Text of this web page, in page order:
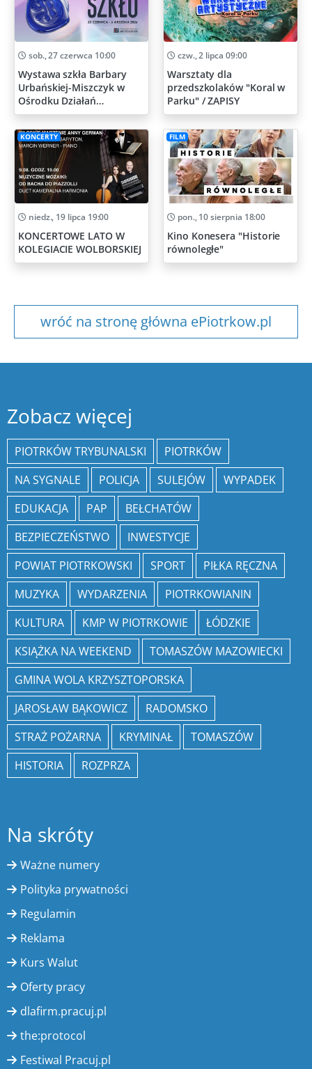
sob., 27 czerwca 10:00
Wystawa szkła Barbary
Urbańskiej-Miszczyk w
Ośrodku Działań
Artystycznych
czw., 2 lipca 09:00
Warsztaty dla
przedszkolaków "Koral w
Parku" / ZAPISY
KONCERTY
niedz., 19 lipca 19:00
KONCERTOWE LATO W
KOLEGIACIE WOLBORSKIEJ
FILM
pon., 10 sierpnia 18:00
Kino Konesera "Historie
równoległe"
wróć na stronę główna ePiotrkow.pl
Zobacz więcej
PIOTRKÓW TRYBUNALSKI
PIOTRKÓW
NA SYGNALE
POLICJA SULEJÓW
WYPADEK
EDUKACJA
PAP
BEŁCHATÓW
BEZPIECZEŃSTWO
INWESTYCJE
POWIAT PIOTRKOWSKI
SPORT
PIŁKA RĘCZNA
MUZYKA
WYDARZENIA
PIOTRKOWIANIN
KULTURA
KMP W PIOTRKOWIE
ŁÓDZKIE
KSIĄŻKA NA WEEKEND
TOMASZÓW MAZOWIECKI
GMINA WOLA KRZYSZTOPORSKA
JAROSŁAW BĄKOWICZ
RADOMSKO
STRAŻ POŻARNA
KRYMINAŁ
TOMASZÓW
HISTORIA
ROZPRZA
Na skróty
Ważne numery
Polityka prywatności
Regulamin
Reklama
Kurs Walut
Oferty pracy
dlafirm.pracuj.pl
the:protocol
Festiwal Pracuj.pl